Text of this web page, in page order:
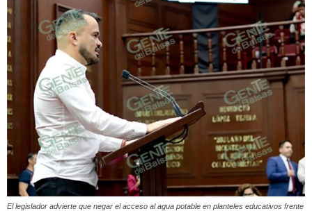
El legislador advierte que negar el acceso al agua potable en planteles educativos frente